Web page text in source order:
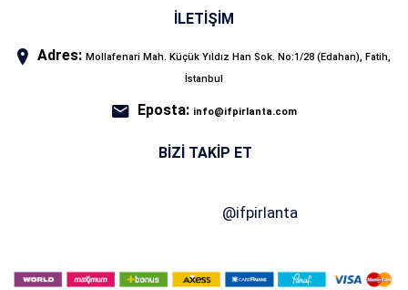
İLETİŞİM
Adres: Mollafenari Mah. Küçük Yıldız Han Sok. No:1/28 (Edahan), Fatih,
İstanbul
Eposta: info@ifpirlanta.com
BIZI TAKIP ET